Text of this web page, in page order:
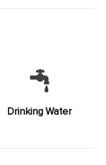
Drinking Water